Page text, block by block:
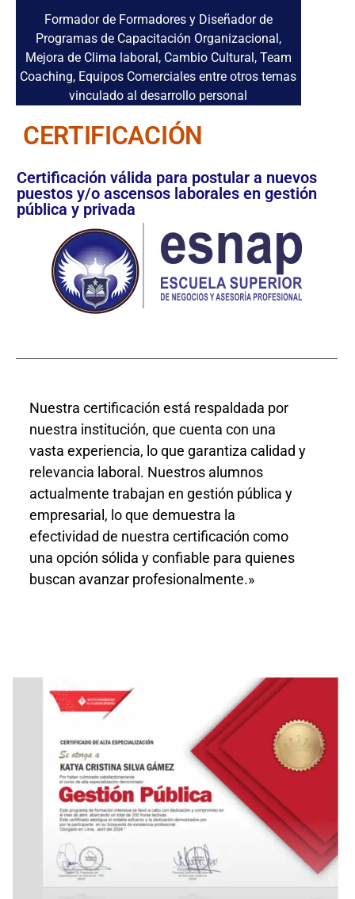
Formador de Formadores y Diseñador de
Programas de Capacitación Organizacional,
Mejora de Clima laboral, Cambio Cultural, Team
Coaching, Equipos Comerciales entre otros temas
vinculado al desarrollo personal
CERTIFICACIÓN
Certificación válida para postular a nuevos
puestos y/o ascensos laborales en gestión
pública y privada
Nuestra certificación está respaldada por
nuestra institución, que cuenta con una
vasta experiencia, lo que garantiza calidad y
relevancia laboral. Nuestros alumnos
actualmente trabajan en gestión pública y
empresarial, lo que demuestra la
efectividad de nuestra certificación como
una opción sólida y confiable para quienes
buscan avanzar profesionalmente.»